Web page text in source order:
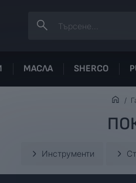
МАСЛА SHERCO
Инструменти